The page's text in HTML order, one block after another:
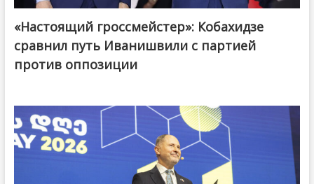
@ქართული ოცნება / Georgian Dream
«Настоящий гроссмейстер»: Кобахидзе
сравнил путь Иванишвили с партией
против оппозиции